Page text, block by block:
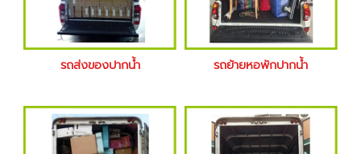
รถส่งของปากน้ำ รถย้ายหอพักปากน้ำ